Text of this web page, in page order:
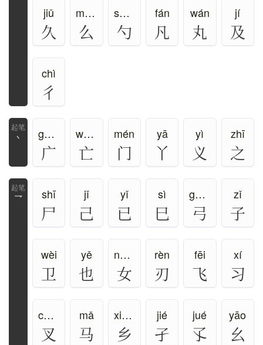
jiǔ
久
mó、ma、me、yāo
么
sháo
勺
fán
凡
wán
丸
jí
及
chì
彳
丶 guǎng、ān、yǎn
广
wáng、wú
亡
mén
门
yā
丫
yì
义
zhī
之
乛 shī
尸
jǐ
己
yǐ
已
sì
巳
gōng
弓
zǐ
子
wèi
卫
yě
也
nǚ、rǔ
女
rèn
刃
fēi
飞
xí
习
chā、chá、chǎ
叉
mǎ
马
xiāng
乡
jié
孑
jué
孓
yāo
幺